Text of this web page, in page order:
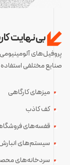
بی‌نهایت
پروفیل‌های
صنایع مختلفی
میزهای کارگاهی
کف کاذب
قفسه‌های
سیستم‌های انبارش
سردخانه‌های